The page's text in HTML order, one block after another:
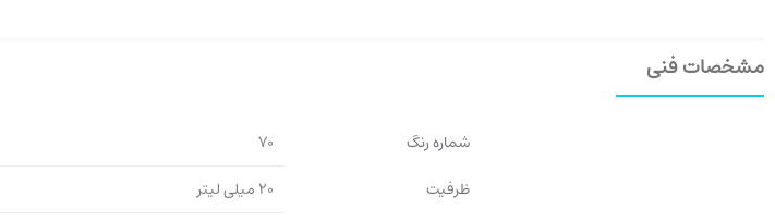
مشخصات فنی
شماره رنگ
70
ظرفیت
20 میلی لیتر